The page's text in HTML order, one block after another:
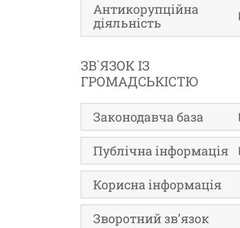
Антикорупційна
діяльність
ЗВ`ЯЗОК ІЗ
ГРОМАДСЬКІСТЮ
Законодавча база
Публічна інформація
Корисна інформація
Зворотний зв’язок